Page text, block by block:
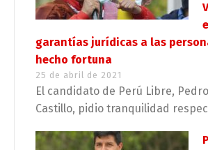
garantías jurídicas a las
hecho fortuna
25 de abril de 2021
El candidato de Perú Libre, Pedro
Castillo, pidio tranquilidad